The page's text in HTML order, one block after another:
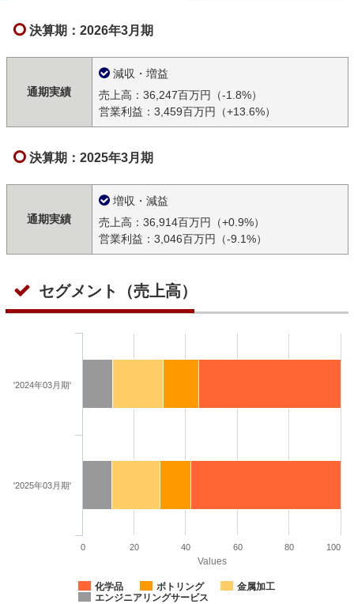
決算期：2026年3月期
通期実績
減収・増益
売上高：36,247百万円（-1.8%）
営業利益：3,459百万円（+13.6%）
決算期：2025年3月期
通期実績
増収・減益
売上高：36,914百万円（+0.9%）
営業利益：3,046百万円（-9.1%）
セグメント（売上高）
Values
化学品 ボトリング
金属加工
エンジニアリングサービス
'2024年03月期'
'2025年03月期'
0 20 40 60 80 100